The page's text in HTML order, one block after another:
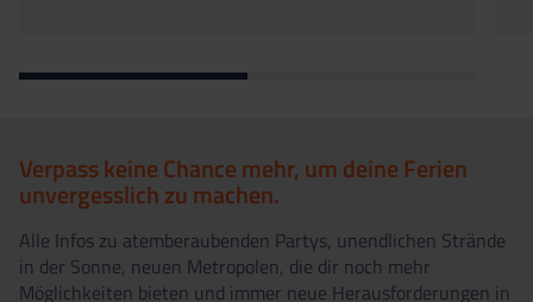
Verpass keine Chance mehr, um deine Ferien
unvergesslich zu machen.
Alle Infos zu atemberaubenden Partys, unendlichen Strände
in der Sonne, neuen Metropolen, die dir noch mehr
Möglichkeiten bieten und immer neue Herausforderungen in